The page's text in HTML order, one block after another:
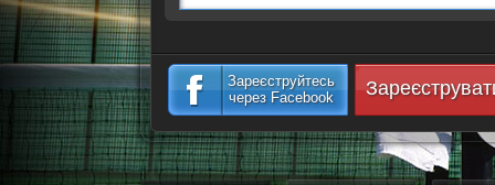
Зареєструйтесь
через Facebook